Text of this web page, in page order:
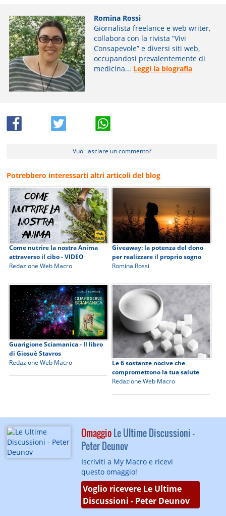
Romina Rossi
Giornalista freelance e web writer,
collabora con la rivista “Vivi
Consapevole” e diversi siti web,
occupandosi prevalentemente di
medicina... Leggi la biografia
Vuoi lasciare un commento?
Potrebbero interessarti altri articoli del blog
Come nutrire la nostra Anima
attraverso il cibo - VIDEO
Redazione Web Macro
Giveaway: la potenza del dono
per realizzare il proprio sogno
Romina Rossi
Guarigione Sciamanica - Il libro
di Giosuè Stavros
Redazione Web Macro
Le 6 sostanze nocive che
compromettono la tua salute
Redazione Web Macro
OmaggioLe Ultime Discussioni -
Peter Deunov
Iscriviti a My Macro e ricevi
questo omaggio!
Voglio ricevere Le Ultime
Discussioni - Peter Deunov